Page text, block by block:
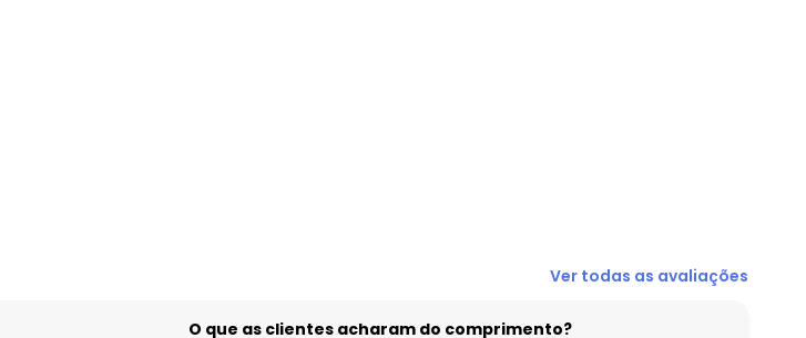
Ver todas as avaliações
O que as clientes acharam do comprimento?